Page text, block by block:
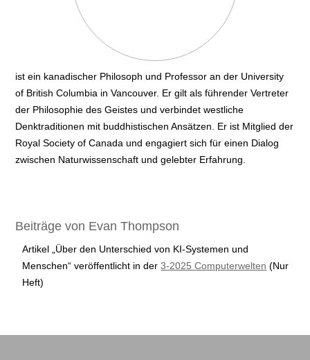
ist ein kanadischer Philosoph und Professor an der University
of British Columbia in Vancouver. Er gilt als führender Vertreter
der Philosophie des Geistes und verbindet westliche
Denktraditionen mit buddhistischen Ansätzen. Er ist Mitglied der
Royal Society of Canada und engagiert sich für einen Dialog
zwischen Naturwissenschaft und gelebter Erfahrung.
Beiträge von Evan Thompson
Artikel „Über den Unterschied von KI-Systemen und
Menschen“ veröffentlicht in der3-2025 Computerwelten (Nur
Heft)